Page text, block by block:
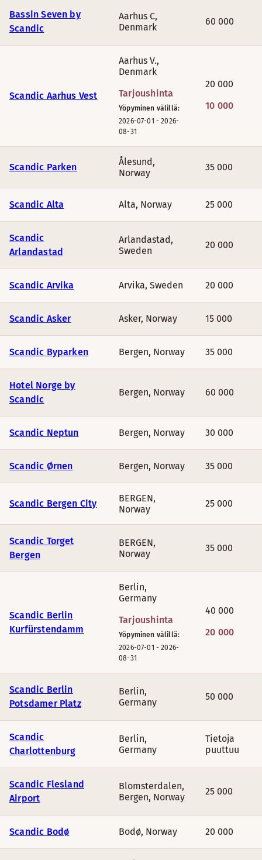
Scandic Hafjell,Lillehammer
Scandic Holmenkollen Park, Oslo
Kaikki palkintoyöpistemäärät
Bassin Seven by
Scandic
Aarhus C,
Denmark
60 000
Scandic Aarhus Vest
Aarhus V.,
Denmark
Tarjoushinta
Yöpyminen välillä:
2026-07-01 -2026-
08-31
20 000
10 000
Scandic Parken Ålesund,
Norway
35 000
Scandic Alta Alta, Norway 25 000
Scandic
Arlandastad
Arlandastad,
Sweden
20 000
Scandic Arvika Arvika, Sweden 20 000
Scandic Asker Asker, Norway 15 000
Scandic Byparken Bergen, Norway 35 000
Hotel Norge by
Scandic
Bergen, Norway 60 000
Scandic Neptun Bergen, Norway 30 000
Scandic Ørnen Bergen, Norway 35 000
Scandic Bergen City BERGEN,
Norway
25 000
Scandic Torget
Bergen
BERGEN,
Norway
35 000
Scandic Berlin
Kurfürstendamm
Berlin,
Germany
Tarjoushinta
Yöpyminen välillä:
2026-07-01 -2026-
08-31
40 000
20 000
Scandic Berlin
Potsdamer Platz
Berlin,
Germany
50 000
Scandic
Charlottenburg
Berlin,
Germany
Tietoja
puuttuu
Scandic Flesland
Airport
Blomsterdalen,
Bergen, Norway
25 000
Scandic Bodø Bodø, Norway 20 000